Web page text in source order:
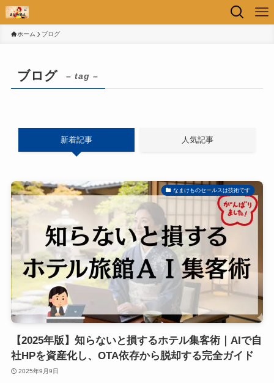
ホーム ブログ
ブログ – tag –
新着記事 人気記事
なまけものセールスは技術です
【2025年版】知らないと損するホテル集客術｜AIで自
社HPを資産化し、OTA依存から脱却する完全ガイド
2025年9月9日